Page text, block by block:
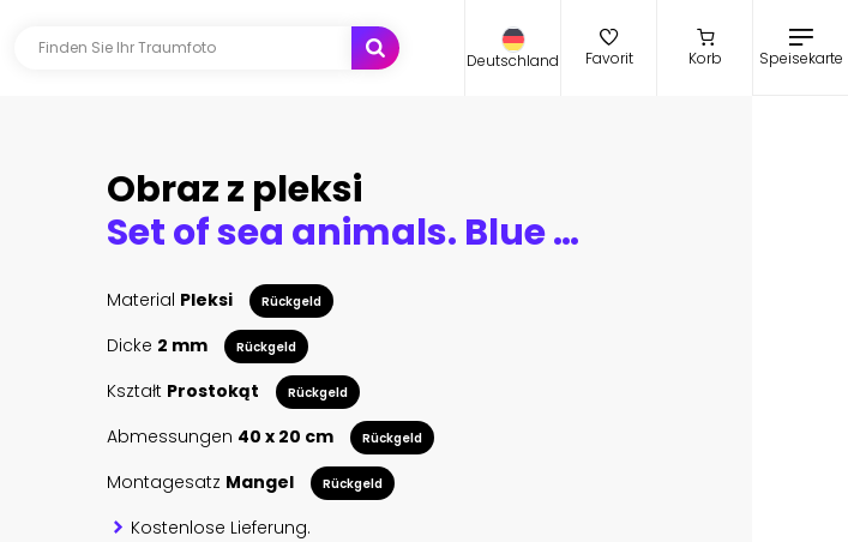
Deutschland Favorit Korb Speisekarte
Obraz z pleksi
Set of sea animals. Blue watercolor ocean fish, Medusa, whale, seahorse
Material Pleksi Rückgeld
Dicke 2 mm Rückgeld
Kształt Prostokąt Rückgeld
Abmessungen 40 x 20 cm Rückgeld
Montagesatz Mangel Rückgeld
Kostenlose Lieferung.